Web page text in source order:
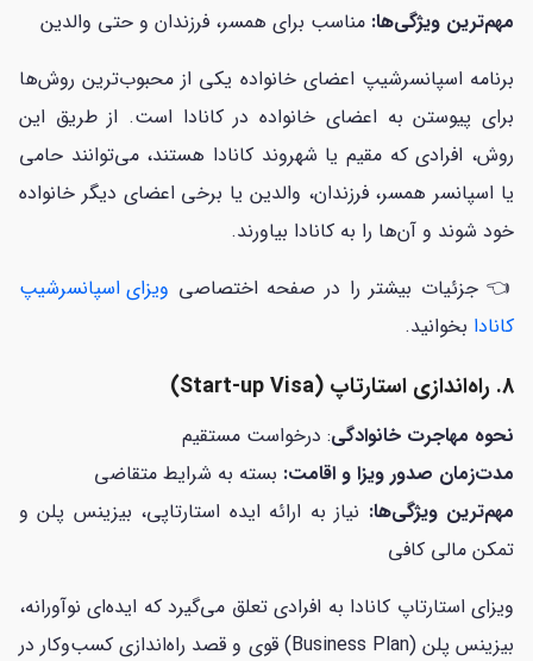
مهم‌ترین ویژگی‌ها: مناسب برای همسر، فرزندان و حتی والدین
برنامه اسپانسرشیپ اعضای خانواده یکی از محبوب‌ترین روش‌ها
برای پیوستن به اعضای خانواده در کانادا است. از طریق این
روش، افرادی که مقیم یا شهروند کانادا هستند، می‌توانند حامی
یا اسپانسر همسر، فرزندان، والدین یا برخی اعضای دیگر خانواده
خود شوند و آن‌ها را به کانادا بیاورند.
👈 جزئیات بیشتر را در صفحه اختصاصی ویزای اسپانسرشیپ
کانادا بخوانید.
8. راه‌اندازی استارتاپ (Start-up Visa)
نحوه مهاجرت خانوادگی: درخواست مستقیم
مدت‌زمان صدور ویزا و اقامت: بسته به شرایط متقاضی
مهم‌ترین ویژگی‌ها: نیاز به ارائه ایده استارتاپی، بیزینس پلن و
تمکن مالی کافی
ویزای استارتاپ کانادا به افرادی تعلق می‌گیرد که ایده‌ای نوآورانه،
بیزینس پلن (Business Plan) قوی و قصد راه‌اندازی کسب‌وکار در